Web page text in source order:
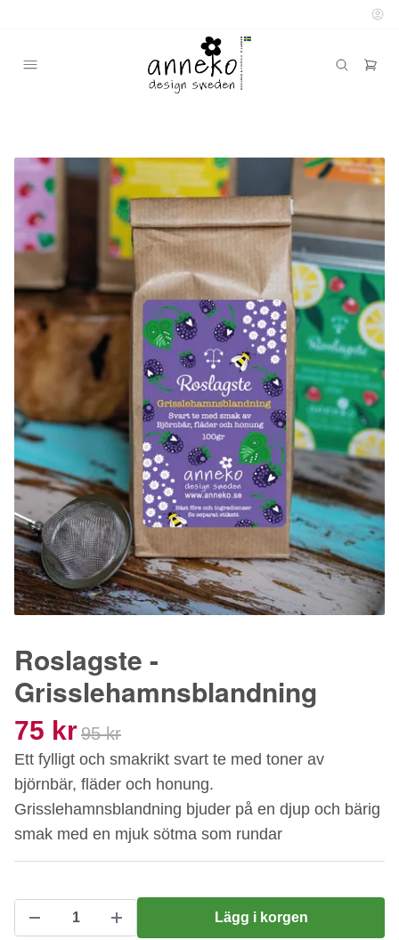
Roslagste -
Grisslehamnsblandning
75 kr95 kr
Ett fylligt och smakrikt svart te med toner av
björnbär, fläder och honung.
Grisslehamnsblandning bjuder på en djup och bärig
smak med en mjuk sötma som rundar
Lägg i korgen